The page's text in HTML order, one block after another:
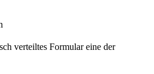
verteiltes Formular eine der